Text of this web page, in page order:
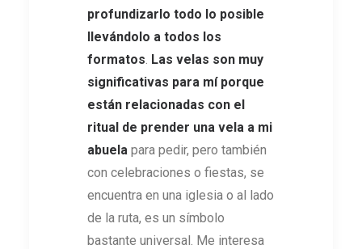
profundizarlo todo lo posible
llevándolo a todos los
formatos Las velas son muy
significativas para mí porque
están relacionadas con el
ritual de prender una vela a mi
abuela para pedir, pero también
con celebraciones o fiestas, se
encuentra en una iglesia o al lado
de la ruta, es un símbolo
bastante universal. Me interesa